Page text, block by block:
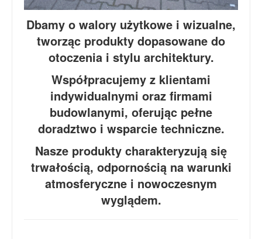
Dbamy o walory użytkowe i wizualne,
tworząc produkty dopasowane do
otoczenia i stylu architektury.
Współpracujemy z klientami
indywidualnymi oraz firmami
budowlanymi, oferując pełne
doradztwo i wsparcie techniczne.
Nasze produkty charakteryzują się
trwałością, odpornością na warunki
atmosferyczne i nowoczesnym
wyglądem.